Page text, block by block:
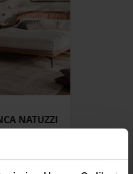
NATUZZI